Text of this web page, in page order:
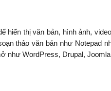
hiển thị văn bản, hình ảnh,
thảo văn bản như Notepad
như WordPress, Drupal,